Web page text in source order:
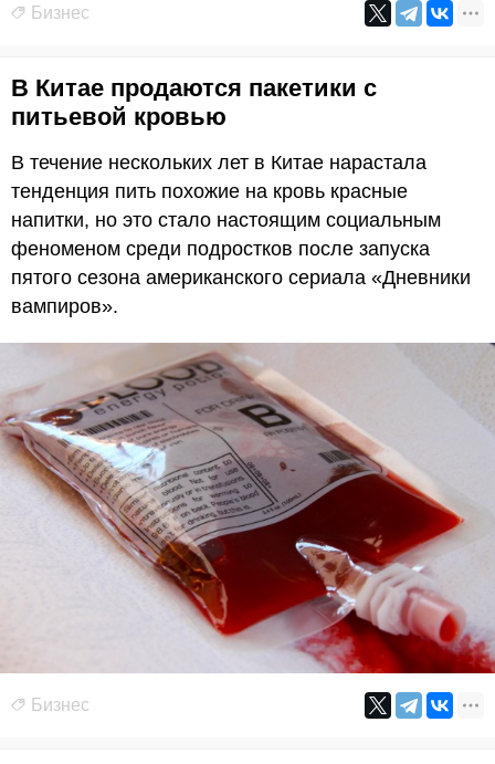
Бизнес
В Китае продаются пакетики с
питьевой кровью
В течение нескольких лет в Китае нарастала
тенденция пить похожие на кровь красные
напитки, но это стало настоящим социальным
феноменом среди подростков после запуска
пятого сезона американского сериала «Дневники
вампиров».
Бизнес